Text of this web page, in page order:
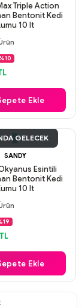
Triple Action
Bentonit Kedi
10 lt
Kargo
Kargo
Ekle
GELECEK
SANDY
Esintili
Bentonit Kedi
10 lt
Kargo
Kargo
TL
Ekle